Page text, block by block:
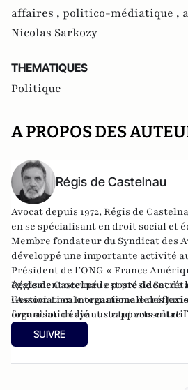
affaires , politico-médiatique ,
Nicolas Sarkozy
THEMATIQUES
Politique
A PROPOS DES
Régis de Castelnau
Avocat depuis 1972, Régis de
en se spécialisant en droit social et
Membre fondateur du Syndicat des
développé une importante activité
Président de l’ONG « France
également occupé le poste de
l’Association Internationale des
organisation ayant statut consultatif
Régis de Castelnau est président
Gestion Locale organisme de
formation dédié aux rapports entre
Droit.SUIVRE